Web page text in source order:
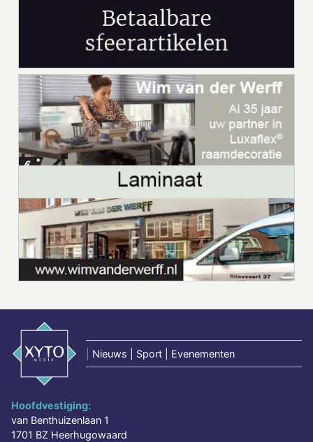
Nieuws | Sport | Evenementen
Hoofdvestiging:
van Benthuizenlaan 1
1701 BZ Heerhugowaard